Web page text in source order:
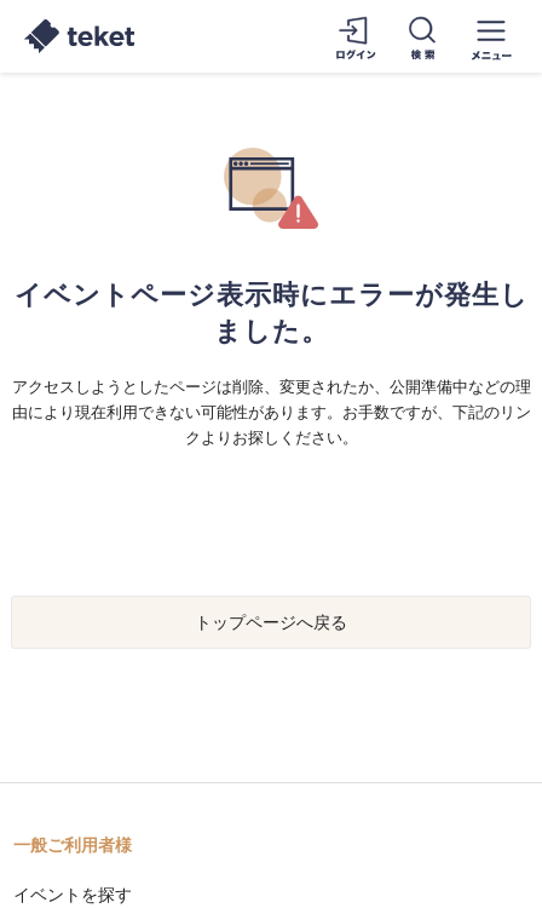
イベントページ表示時にエラーが発生し
ました。
アクセスしようとしたページは削除、変更されたか、公開準備中などの理
由により現在利用できない可能性があります。お手数ですが、下記のリン
クよりお探しください。
トップページへ戻る
一般ご利用者様
イベントを探す